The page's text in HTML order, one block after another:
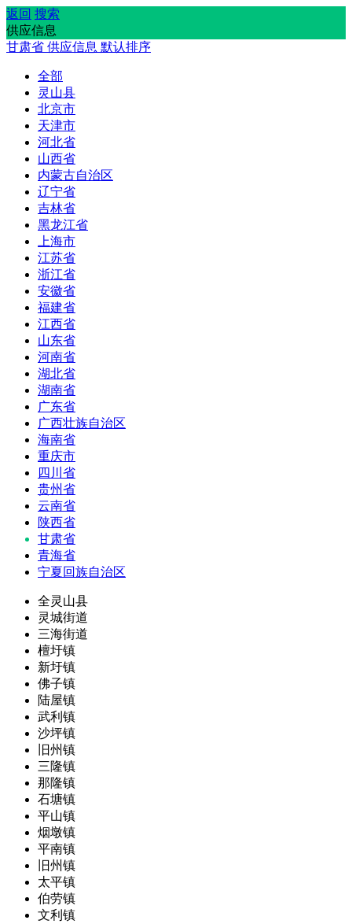
返回 搜索
供应信息
甘肃省 供应信息 默认排序
全部
灵山县
北京市
天津市
河北省
山西省
内蒙古自治区
辽宁省
吉林省
黑龙江省
上海市
江苏省
浙江省
安徽省
福建省
江西省
山东省
河南省
湖北省
湖南省
广东省
广西壮族自治区
海南省
重庆市
四川省
贵州省
云南省
陕西省
甘肃省
青海省
宁夏回族自治区
全灵山县
灵城街道
三海街道
檀圩镇
新圩镇
佛子镇
陆屋镇
武利镇
沙坪镇
旧州镇
三隆镇
那隆镇
石塘镇
平山镇
烟墩镇
平南镇
旧州镇
太平镇
伯劳镇
文利镇